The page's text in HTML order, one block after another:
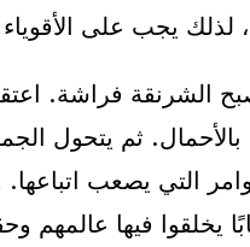
يجب على
الشرنقة فراشة.
بالأحمال. ثم يتحول
التي يصعب اتباعها.
فيها عالمهم